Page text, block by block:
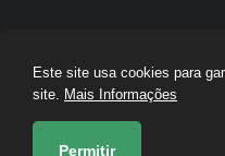
A FOLHA REGIONAL ©
Desenvolvido
Este site usa cookies para
site. Mais Informações
Permitir